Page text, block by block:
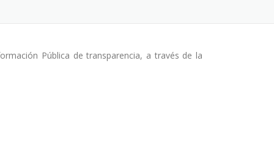
Pública de transparencia, a través de la